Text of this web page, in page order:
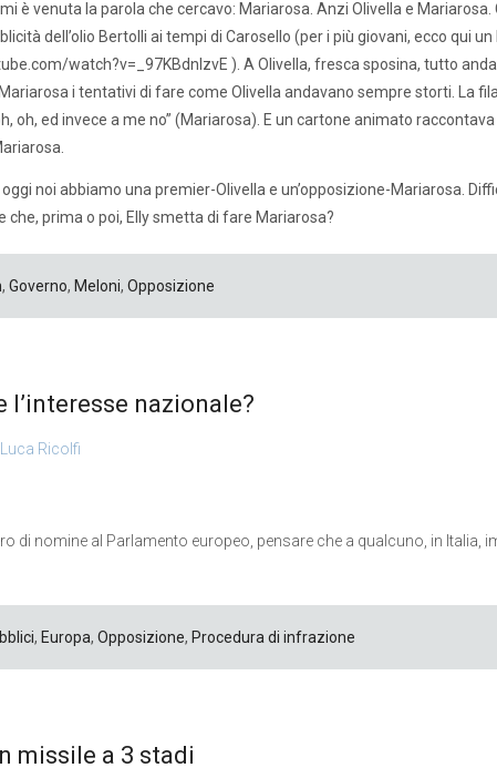
è venuta la parola che cercavo: Mariarosa. Anzi Olivella e
dell’olio Bertolli ai tempi di Carosello (per i più giovani, ecco qui un
watch?v=_97KBdnlzvE ). A Olivella, fresca sposina, tutto
i tentativi di fare come Olivella andavano sempre storti. La
oh, ed invece a me no” (Mariarosa). E un cartone animato
noi abbiamo una premier-Olivella e un’opposizione-Mariarosa.
che, prima o poi, Elly smetta di fare Mariarosa?
, Governo, Meloni, Opposizione
l’interesse nazionale?
Luca Ricolfi
di nomine al Parlamento europeo, pensare che a qualcuno, in Italia,
, Europa, Opposizione, Procedura di infrazione
missile a 3 stadi